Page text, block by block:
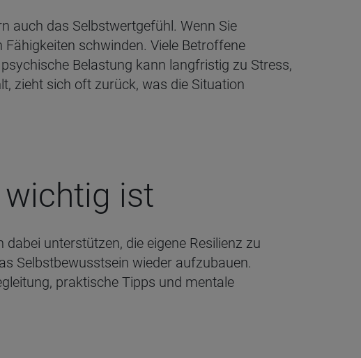
auch das Selbstwertgefühl. Wenn Sie
schwinden. Viele Betroffene
Belastung kann langfristig zu Stress,
zieht sich oft zurück, was die Situation
ist
unterstützen, die eigene Resilienz zu
Selbstbewusstsein wieder aufzubauen.
praktische Tipps und mentale